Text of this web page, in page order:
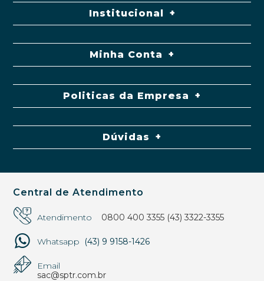
Institucional
Minha Conta
Politicas da Empresa
Dúvidas
Central de Atendimento
Atendimento 0800 400 3355 (43) 3322-3355
Whatsapp (43) 9 9158-1426
Email
sac@sptr.com.br